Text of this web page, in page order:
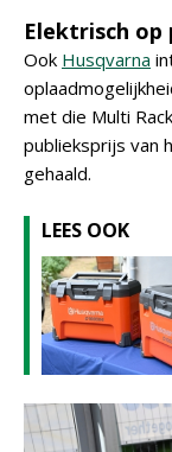
Elektrisch op
Ook Husqvarna
met die Multi
publieksprijs van
gehaald.
LEES OOK